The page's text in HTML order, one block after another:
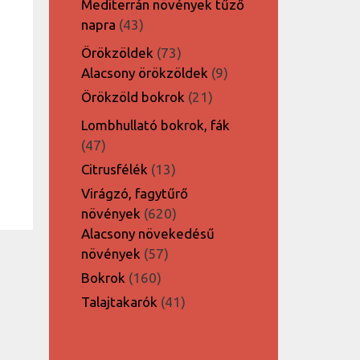
Mediterrán növények tűző
napra 4343
termék
Örökzöldek 7373
termék
Alacsony örökzöldek 99
Örökzöld bokrok 2121
termék
Lombhullató bokrok, fák
4747
termék
Citrusfélék 1313
termék
Virágzó, fagytűrő
növények 620620
termék
Alacsony növekedésű
növények 5757
Bokrok 160160
termék
Talajtakarók 4141